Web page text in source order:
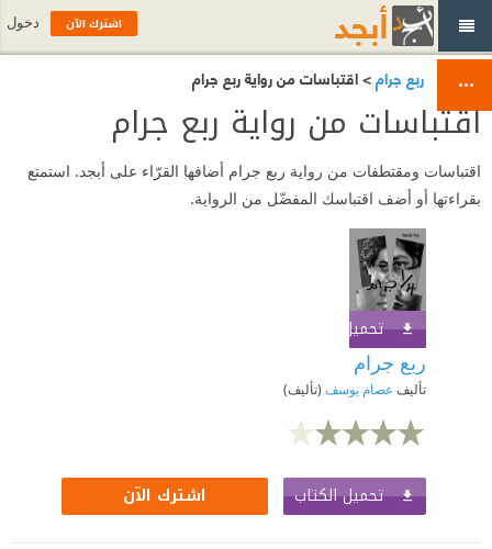
ربع جرام> اقتباسات من رواية ربع جرام
اقتباسات من رواية ربع جرام
اقتباسات ومقتطفات من رواية ربع جرام أضافها القرّاء على أبجد. استمتع
بقراءتها أو أضف اقتباسك المفضّل من الرواية.
تحميل الكتاب
ربع جرام
تأليف عصام يوسف (تأليف)
تحميل الكتاب اشترك الآن
اشترك الآن دخول